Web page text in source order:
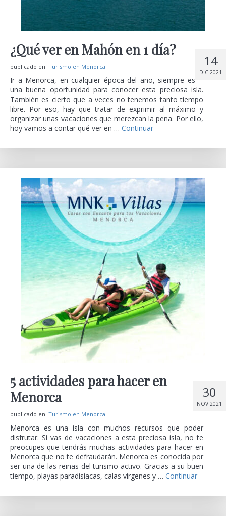
14
DIC 2021
¿Qué ver en Mahón en 1 día?
publicado en: Turismo en Menorca
Ir a Menorca, en cualquier época del año, siempre es
una buena oportunidad para conocer esta preciosa isla.
También es cierto que a veces no tenemos tanto tiempo
libre. Por eso, hay que tratar de exprimir al máximo y
organizar unas vacaciones que merezcan la pena. Por ello,
hoy vamos a contar qué ver en … Continuar
30
NOV 2021
5 actividades para hacer en
Menorca
publicado en: Turismo en Menorca
Menorca es una isla con muchos recursos que poder
disfrutar. Si vas de vacaciones a esta preciosa isla, no te
preocupes que tendrás muchas actividades para hacer en
Menorca que no te defraudarán. Menorca es conocida por
ser una de las reinas del turismo activo. Gracias a su buen
tiempo, playas paradisíacas, calas vírgenes y … Continuar